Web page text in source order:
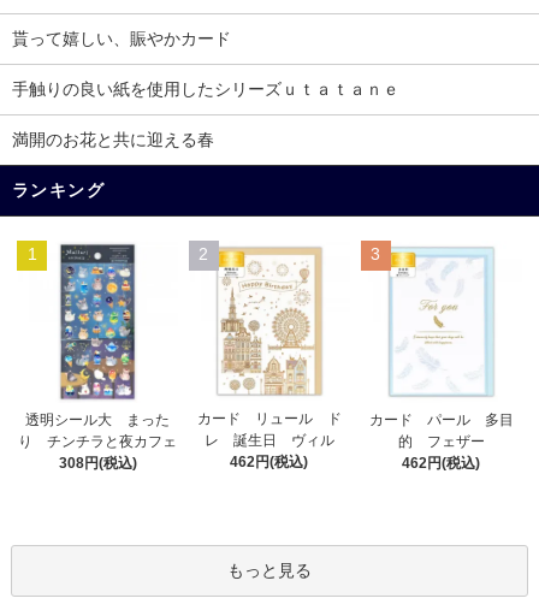
貰って嬉しい、賑やかカード
手触りの良い紙を使用したシリーズｕｔａｔａｎｅ
満開のお花と共に迎える春
ランキング
1
透明シール大 まった
り チンチラと夜カフェ
308円(税込)
2
カード リュール ド
レ 誕生日 ヴィル
462円(税込)
3
カード パール 多目
的 フェザー
462円(税込)
もっと見る